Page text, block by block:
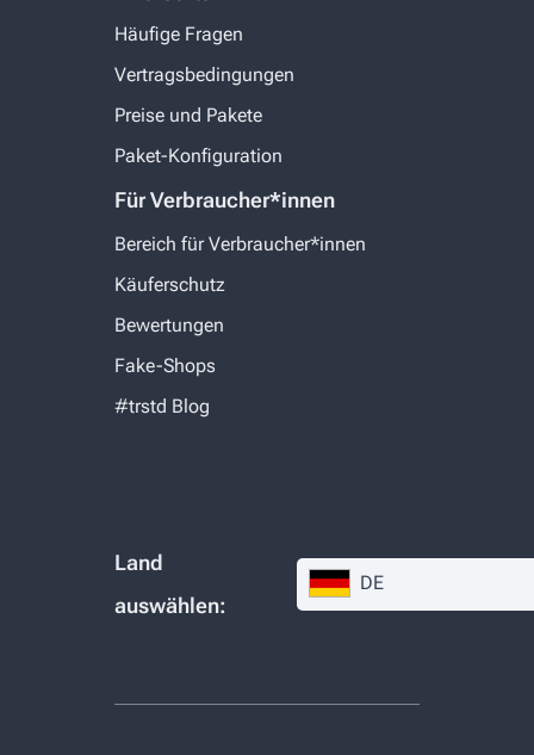
Häufige Fragen
Vertragsbedingungen
Preise und Pakete
Paket-Konfiguration
Für Verbraucher*innen
Bereich für Verbraucher*innen
Käuferschutz
Bewertungen
Fake-Shops
#trstd Blog
Land
auswählen:
DE